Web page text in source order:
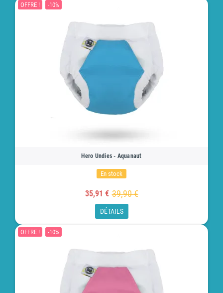
OFFRE ! -10%
Hero Undies - Aquanaut
En stock
35,91 € 39,90 €
DÉTAILS
OFFRE ! -10%